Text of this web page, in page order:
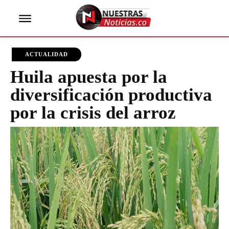
ACTUALIDAD
Huila apuesta por la
diversificación productiva
por la crisis del arroz